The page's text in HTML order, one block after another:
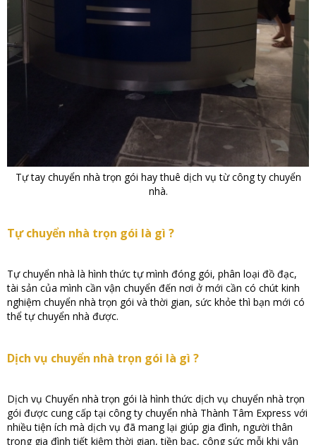
Tự tay chuyển nhà trọn gói hay thuê dịch vụ từ công ty chuyển
nhà.
Tự chuyển nhà trọn gói là gì ?
Tự chuyển nhà là hình thức tự mình đóng gói, phân loại đồ đạc,
tài sản của mình cần vận chuyển đến nơi ở mới cần có chút kinh
nghiệm chuyển nhà trọn gói và thời gian, sức khỏe thì bạn mới có
thể tự chuyển nhà được.
Dịch vụ chuyển nhà trọn gói là gì ?
Dịch vụ Chuyển nhà trọn gói là hình thức dịch vụ chuyển nhà trọn
gói được cung cấp tại công ty chuyển nhà Thành Tâm Express với
nhiều tiện ích mà dịch vụ đã mang lại giúp gia đình, người thân
trong gia đình tiết kiệm thời gian, tiền bạc, công sức mỗi khi vận